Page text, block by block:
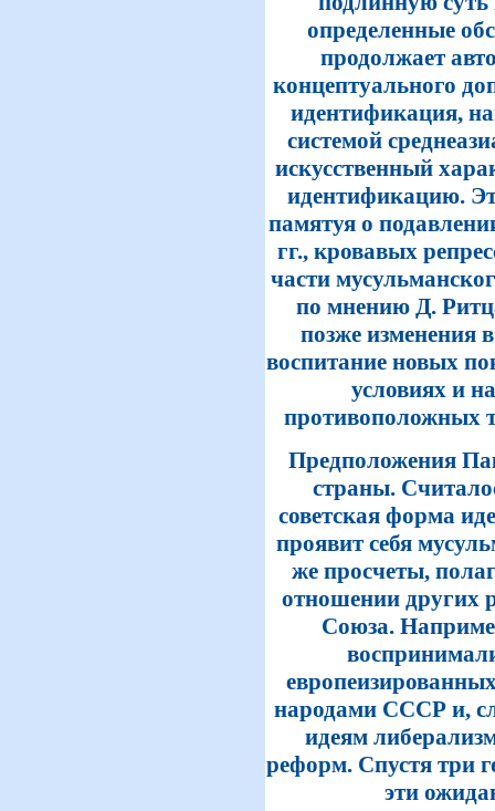
определенные
продолжает
концептуального
идентификация,
системой
искусственный
идентификацию.
памятуя о
гг., кровавых
части
по мнению Д.
позже изменения
воспитание новых
условиях и
противоположных
Предположения
страны.
советская форма
проявит себя
же просчеты,
отношении других
Союза.
народами СССР и,
идеям
реформ. Спустя три
эти